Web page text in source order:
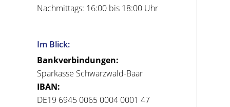
Nachmittags: 16:00 bis 18:00 Uhr
Im Blick:
Bankverbindungen:
Sparkasse Schwarzwald-Baar
IBAN:
DE19 6945 0065 0004 0001 47